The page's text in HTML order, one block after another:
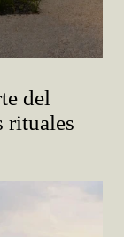
del
rituales